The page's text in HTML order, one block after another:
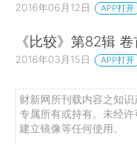
2016年06月12日 APP打开
《比较》第82辑
2016年03月15日 APP打开
财新网所刊载内容之知
专属所有或持有。未经
建立镜像等任何使用。